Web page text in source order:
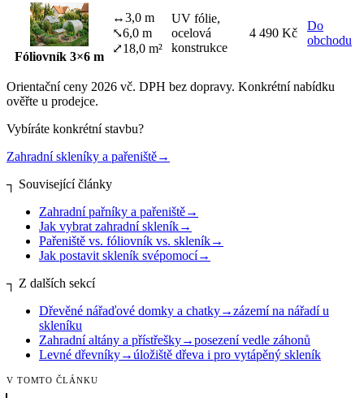
Fóliovník 3×6 m
↔3,0 m
⤡6,0 m
⤢18,0 m²
UV fólie,
ocelová
konstrukce
4 490 Kč
Do
obchodu
Orientační ceny 2026 vč. DPH bez dopravy. Konkrétní nabídku
ověřte u prodejce.
Vybíráte konkrétní stavbu?
Zahradní skleníky a pařeniště→
┐ Související články
Zahradní pařníky a pařeniště→
Jak vybrat zahradní skleník→
Pařeniště vs. fóliovník vs. skleník→
Jak postavit skleník svépomocí→
┐ Z dalších sekcí
Dřevěné nářaďové domky a chatky→zázemí na nářadí u
skleníku
Zahradní altány a přístřešky→posezení vedle záhonů
Levné dřevníky→úložiště dřeva i pro vytápěný skleník
V TOMTO ČLÁNKU